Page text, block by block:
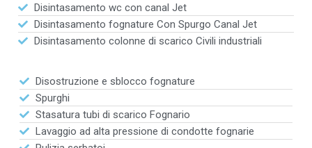
Disintasamento wc con canal Jet
Disintasamento fognature Con Spurgo Canal Jet
Disintasamento colonne di scarico Civili industriali
Disostruzione e sblocco fognature
Spurghi
Stasatura tubi di scarico Fognario
Lavaggio ad alta pressione di condotte fognarie